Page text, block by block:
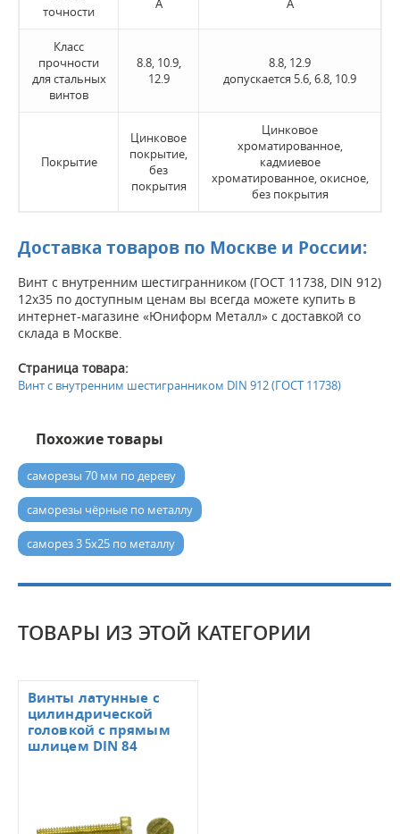
точности
А А
Класс
прочности
для стальных
винтов
8.8, 10.9,
12.9
8.8, 12.9
допускается 5.6, 6.8, 10.9
Покрытие
Цинковое
покрытие,
без
покрытия
Цинковое
хроматированное,
кадмиевое
хроматированное, окисное,
без покрытия
Доставка товаров по Москве и России:
Винт с внутренним шестигранником (ГОСТ 11738, DIN 912)
12х35 по доступным ценам вы всегда можете купить в
интернет-магазине «Юниформ Металл» с доставкой со
склада в Москве.
Страница товара:
Винт с внутренним шестигранником DIN 912 (ГОСТ 11738)
Похожие товары
саморезы 70 мм по дереву
саморезы чёрные по металлу
саморез 3 5х25 по металлу
ТОВАРЫ ИЗ ЭТОЙ КАТЕГОРИИ
Винты латунные с
цилиндрической
головкой с прямым
шлицем DIN 84